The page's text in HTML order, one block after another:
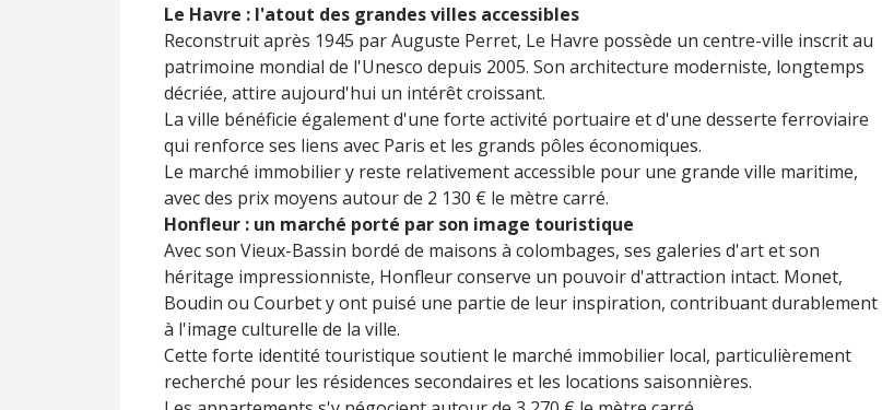
Le Havre : l'atout des grandes villes accessibles
Reconstruit après 1945 par Auguste Perret, Le Havre possède un centre-ville inscrit au
patrimoine mondial de l'Unesco depuis 2005. Son architecture moderniste, longtemps
décriée, attire aujourd'hui un intérêt croissant.
La ville bénéficie également d'une forte activité portuaire et d'une desserte ferroviaire
qui renforce ses liens avec Paris et les grands pôles économiques.
Le marché immobilier y reste relativement accessible pour une grande ville maritime,
avec des prix moyens autour de 2 130 € le mètre carré.
Honfleur : un marché porté par son image touristique
Avec son Vieux-Bassin bordé de maisons à colombages, ses galeries d'art et son
héritage impressionniste, Honfleur conserve un pouvoir d'attraction intact. Monet,
Boudin ou Courbet y ont puisé une partie de leur inspiration, contribuant durablement
à l'image culturelle de la ville.
Cette forte identité touristique soutient le marché immobilier local, particulièrement
recherché pour les résidences secondaires et les locations saisonnières.